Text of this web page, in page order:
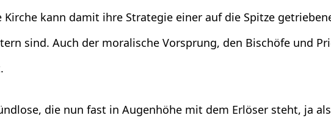
kann damit ihre Strategie einer auf die Spitze
sind. Auch der moralische Vorsprung, den Bischöfe und
die nun fast in Augenhöhe mit dem Erlöser steht, ja